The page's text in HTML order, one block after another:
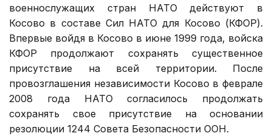
военнослужащих стран НАТО действуют в
Косово в составе Сил НАТО для Косово (КФОР).
Впервые войдя в Косово в июне 1999 года, войска
КФОР продолжают сохранять существенное
присутствие на всей территории. После
провозглашения независимости Косово в феврале
2008 года НАТО согласилось продолжать
сохранять свое присутствие на основании
резолюции 1244 Совета Безопасности ООН.